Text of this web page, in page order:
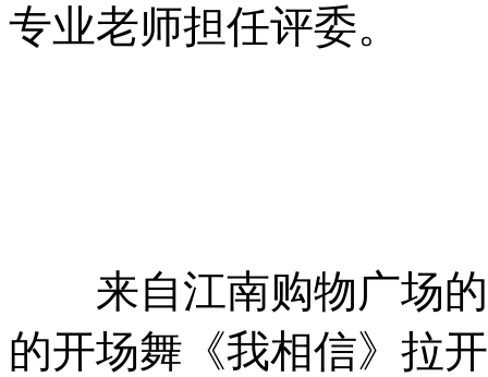
专业老师担任评委。
来自江南购物广场的
的开场舞《我相信》拉